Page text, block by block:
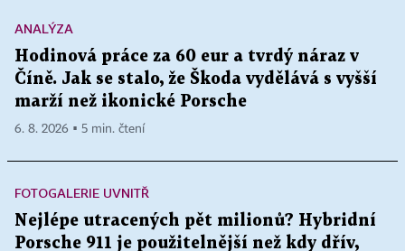
ANALÝZA
Hodinová práce za 60 eur a tvrdý náraz v
Číně. Jak se stalo, že Škoda vydělává s vyšší
marží než ikonické Porsche
6. 8. 2026 ▪ 5 min. čtení
FOTOGALERIE UVNITŘ
Nejlépe utracených pět milionů? Hybridní
Porsche 911 je použitelnější než kdy dřív,